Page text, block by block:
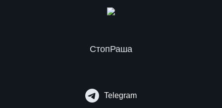
СтопРаша
Telegram